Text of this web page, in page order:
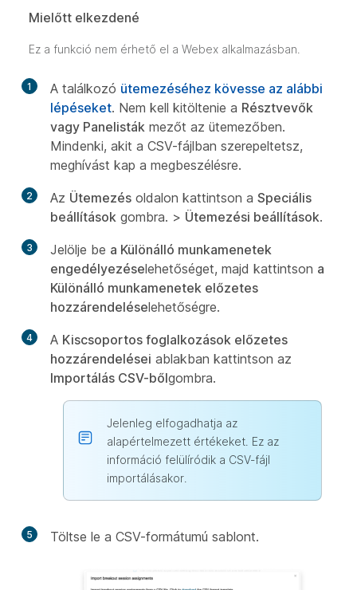
Mielőtt elkezdené
Ez a funkció nem érhető el a Webex alkalmazásban.
1 A találkozó ütemezéséhez kövesse az alábbi
lépéseket. Nem kell kitöltenie a Résztvevők
vagy Panelisták mezőt az ütemezőben.
Mindenki, akit a CSV-fájlban szerepeltetsz,
meghívást kap a megbeszélésre.
2 Az Ütemezés oldalon kattintson a Speciális
beállítások gombra. > Ütemezési beállítások.
3 Jelölje be a Különálló munkamenetek
engedélyezéselehetőséget, majd kattintson a
Különálló munkamenetek előzetes
hozzárendeléselehetőségre.
4 A Kiscsoportos foglalkozások előzetes
hozzárendelései ablakban kattintson az
Importálás CSV-bőlgombra.
Jelenleg elfogadhatja az
alapértelmezett értékeket. Ez az
információ felülíródik a CSV-fájl
importálásakor.
5 Töltse le a CSV-formátumú sablont.